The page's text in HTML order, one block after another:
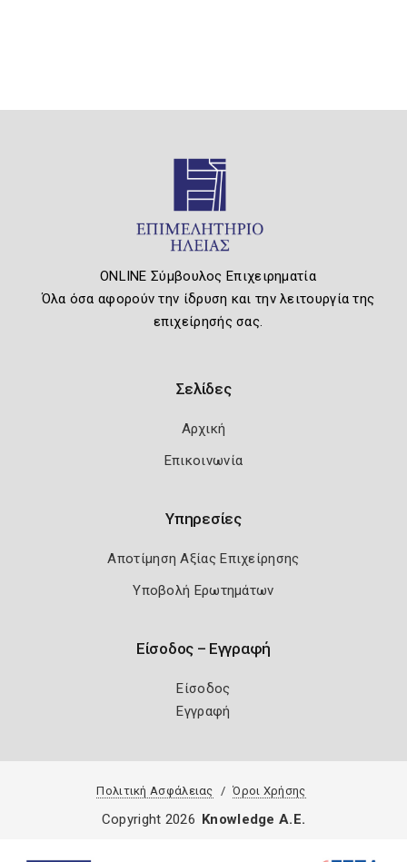
ONLINE Σύμβουλος Επιχειρηματία
Όλα όσα αφορούν την ίδρυση και την λειτουργία της
επιχείρησής σας.
Σελίδες
Αρχική
Επικοινωνία
Υπηρεσίες
Αποτίμηση Αξίας Επιχείρησης
Υποβολή Ερωτημάτων
Είσοδος – Εγγραφή
Είσοδος
Εγγραφή
Πολιτική Ασφάλειας Όροι Χρήσης
Copyright 2026 Knowledge A.E.